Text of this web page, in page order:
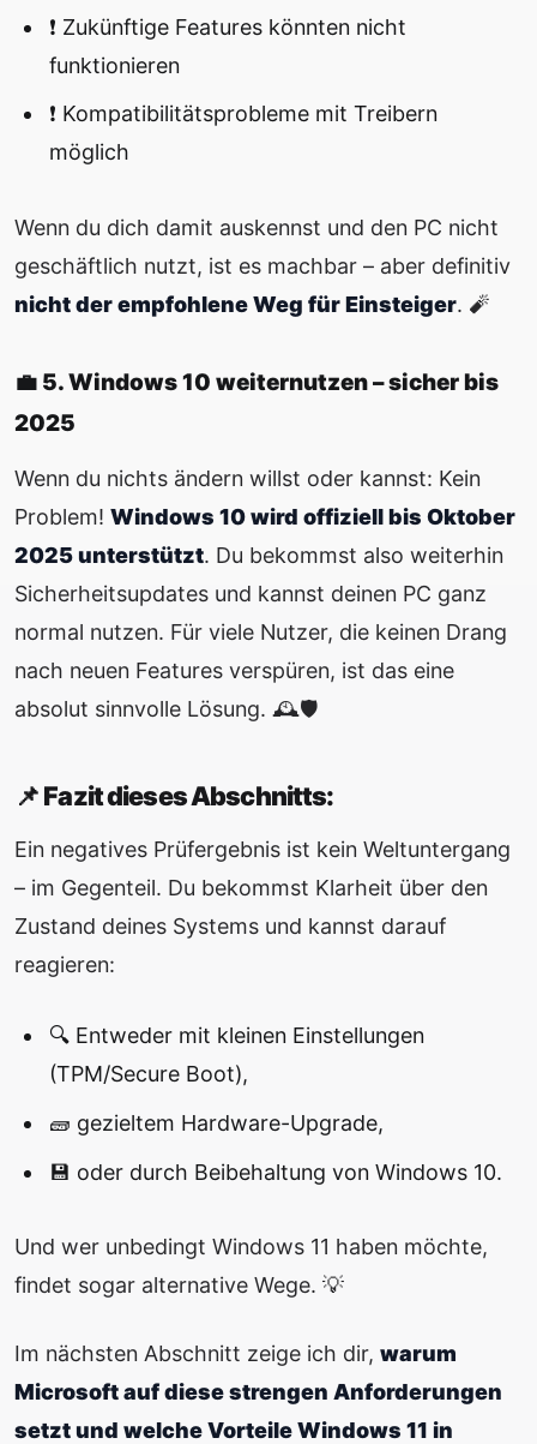
❗ Zukünftige Features könnten nicht
funktionieren
❗ Kompatibilitätsprobleme mit Treibern
möglich
Wenn du dich damit auskennst und den PC nicht
geschäftlich nutzt, ist es machbar – aber definitiv
nicht der empfohlene Weg für Einsteiger. 🧨
💼 5. Windows 10 weiternutzen – sicher bis
2025
Wenn du nichts ändern willst oder kannst: Kein
Problem! Windows 10 wird offiziell bis Oktober
2025 unterstützt. Du bekommst also weiterhin
Sicherheitsupdates und kannst deinen PC ganz
normal nutzen. Für viele Nutzer, die keinen Drang
nach neuen Features verspüren, ist das eine
absolut sinnvolle Lösung. 🕰️🛡️
📌 Fazit dieses Abschnitts:
Ein negatives Prüfergebnis ist kein Weltuntergang
– im Gegenteil. Du bekommst Klarheit über den
Zustand deines Systems und kannst darauf
reagieren:
🔍 Entweder mit kleinen Einstellungen
(TPM/Secure Boot),
🧱 gezieltem Hardware-Upgrade,
💾 oder durch Beibehaltung von Windows 10.
Und wer unbedingt Windows 11 haben möchte,
findet sogar alternative Wege. 💡
Im nächsten Abschnitt zeige ich dir, warum
Microsoft auf diese strengen Anforderungen
setzt und welche Vorteile Windows 11 in